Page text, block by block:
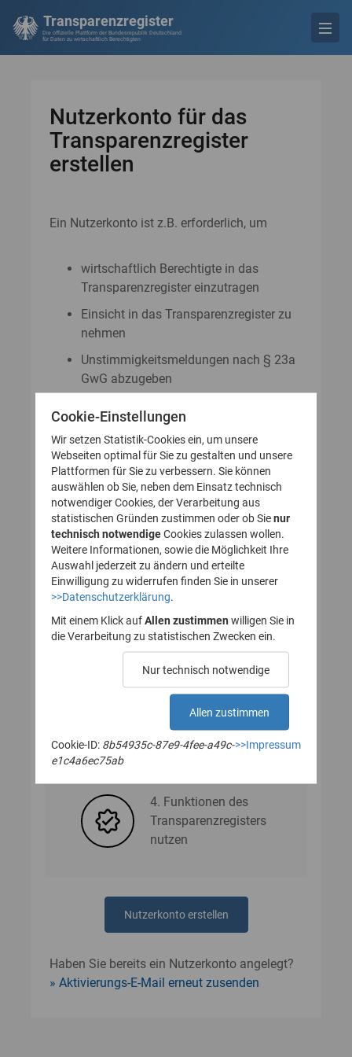
Transparenzregister
Die offizielle Plattform der Bundesrepublik Deutschland
für Daten zu wirtschaftlich Berechtigten
Nutzerkonto für das
Transparenzregister
erstellen
Ein Nutzerkonto ist z.B. erforderlich, um
wirtschaftlich Berechtigte in das
Transparenzregister einzutragen
Einsicht in das Transparenzregister zu
nehmen
Unstimmigkeitsmeldungen nach § 23a
GwG abzugeben
GwG zu stellen
So legen Sie Ihr Nutzerkonto für
das Transparenzregister an
(Registrierung):
1. Nutzerkonto erstellen
des Nutzerkontos
bestätigen
3. Nutzerdaten angeben
4. Funktionen des
Transparenzregisters
nutzen
Nutzerkonto erstellen
Haben Sie bereits ein Nutzerkonto angelegt?
Aktivierungs-E-Mail erneut zusenden
Cookie-Einstellungen
Wir setzen Statistik-Cookies ein, um unsere
Webseiten optimal für Sie zu gestalten und unsere
Plattformen für Sie zu verbessern. Sie können
auswählen ob Sie, neben dem Einsatz technisch
notwendiger Cookies, der Verarbeitung aus
statistischen Gründen zustimmen oder ob Sienur
technisch notwendigeCookies zulassen wollen.
Weitere Informationen, sowie die Möglichkeit Ihre
Auswahl jederzeit zu ändern und erteilte
Einwilligung zu widerrufen finden Sie in unserer
>>Datenschutzerklärung
Mit einem Klick auf Allen zustimmen willigen Sie in
die Verarbeitung zu statistischen Zwecken ein.
Nur technisch notwendige
Allen zustimmen
Cookie-ID: 8b54935c-87e9-4fee-a49c-
e1c4a6ec75ab
>>Impressum